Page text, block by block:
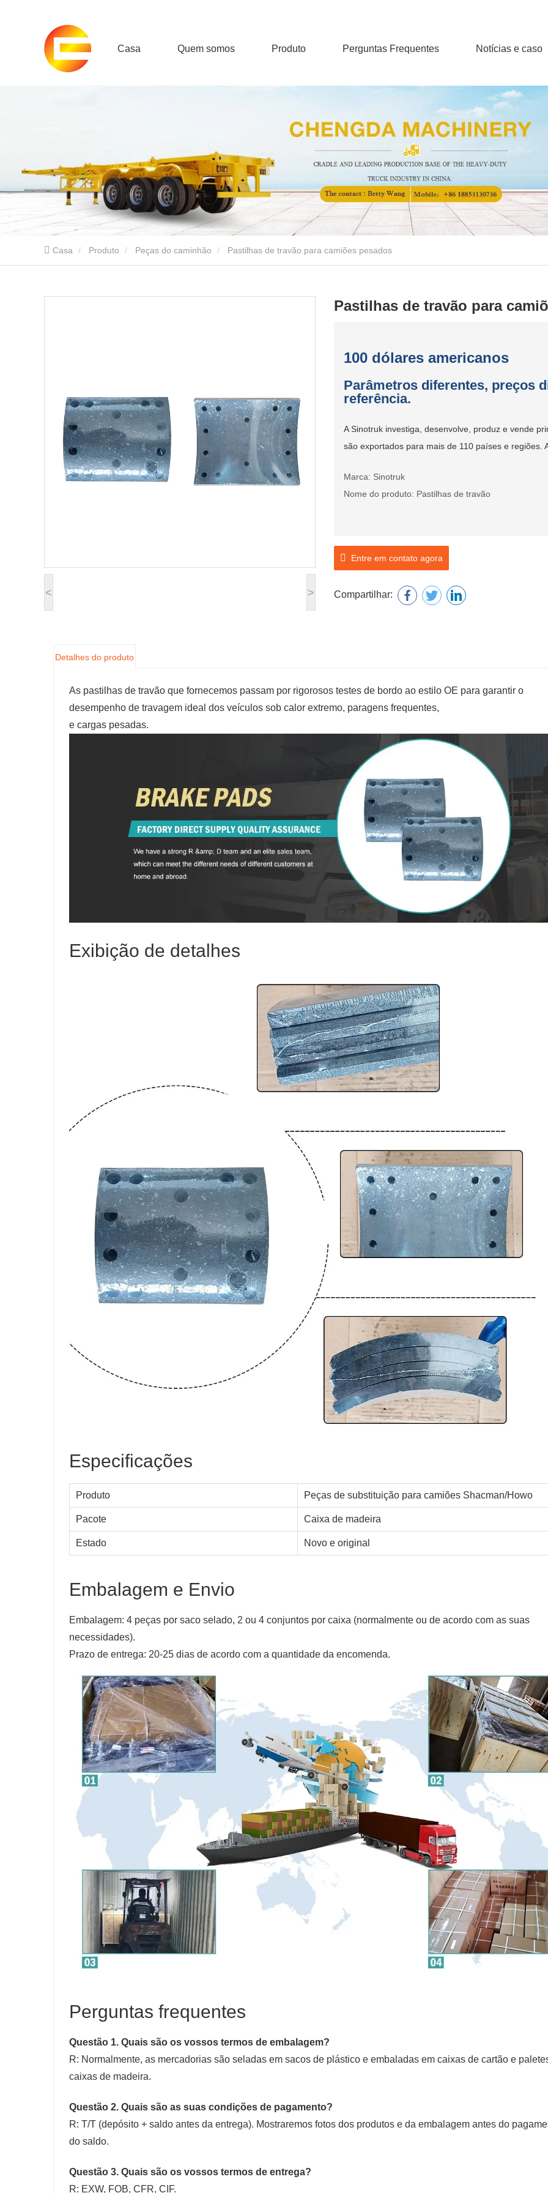
Casa Quem somos Produto Perguntas Frequentes Notícias e caso
Casa Produto Peças do caminhão Pastilhas de travão para camiões pesados
< >
Pastilhas de travão para
100 dólares americanos
Parâmetros diferentes, preços
referência.
A Sinotruk investiga, desenvolve, produz e vende
são exportados para mais de 110 países e regiões.
Marca: Sinotruk
Nome do produto: Pastilhas de travão
Entre em contato agora
Compartilhar:
Detalhes do produto
As pastilhas de travão que fornecemos passam por rigorosos testes de bordo ao estilo OE para garantir o
desempenho de travagem ideal dos veículos sob calor extremo, paragens frequentes,
e cargas pesadas.
Exibição de detalhes
Especificações
Produto Peças de substituição para camiões Shacman/Howo
Pacote Caixa de madeira
Estado Novo e original
Embalagem e Envio
Embalagem: 4 peças por saco selado, 2 ou 4 conjuntos por caixa (normalmente ou de acordo com as suas
necessidades).
Prazo de entrega: 20-25 dias de acordo com a quantidade da encomenda.
Perguntas frequentes
Questão 1. Quais são os vossos termos de embalagem?
R: Normalmente, as mercadorias são seladas em sacos de plástico e embaladas em caixas de cartão e
caixas de madeira.
Questão 2. Quais são as suas condições de pagamento?
R: T/T (depósito + saldo antes da entrega). Mostraremos fotos dos produtos e da embalagem antes do
do saldo.
Questão 3. Quais são os vossos termos de entrega?
R: EXW, FOB, CFR, CIF.